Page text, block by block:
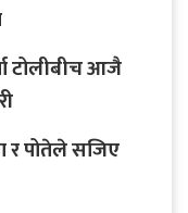
टोलीबीच आजै
र पोतेले सजिए